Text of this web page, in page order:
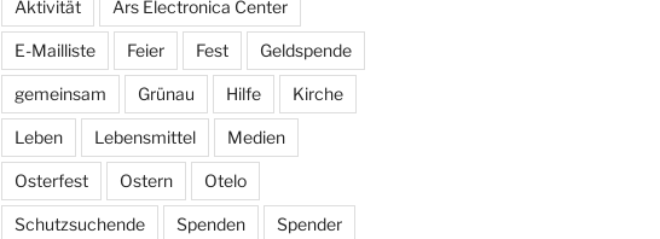
Aktivität Ars Electronica Center
E-Mailliste Feier Fest Geldspende
gemeinsam Grünau Hilfe Kirche
Leben Lebensmittel Medien
Osterfest Ostern Otelo
Schutzsuchende Spenden Spender